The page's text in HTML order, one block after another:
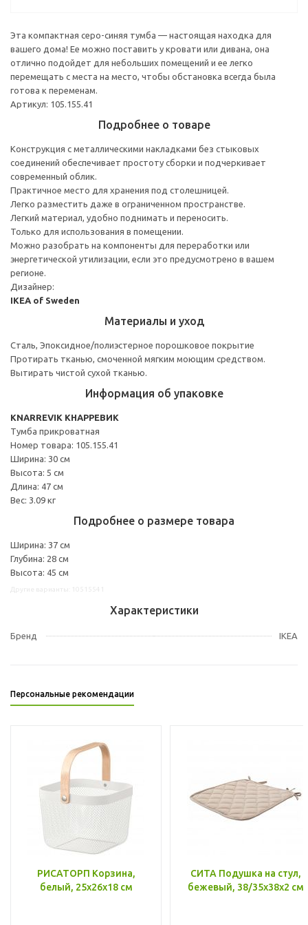
Эта компактная серо-синяя тумба — настоящая находка для
вашего дома! Ее можно поставить у кровати или дивана, она
отлично подойдет для небольших помещений и ее легко
перемещать с места на место, чтобы обстановка всегда была
готова к переменам.
Артикул: 105.155.41
Подробнее о товаре
Конструкция с металлическими накладками без стыковых
соединений обеспечивает простоту сборки и подчеркивает
современный облик.
Практичное место для хранения под столешницей.
Легко разместить даже в ограниченном пространстве.
Легкий материал, удобно поднимать и переносить.
Только для использования в помещении.
Можно разобрать на компоненты для переработки или
энергетической утилизации, если это предусмотрено в вашем
регионе.
Дизайнер:
IKEA of Sweden
Материалы и уход
Сталь, Эпоксидное/полиэстерное порошковое покрытие
Протирать тканью, смоченной мягким моющим средством.
Вытирать чистой сухой тканью.
Информация об упаковке
KNARREVIK КНАРРЕВИК
Тумба прикроватная
Номер товара: 105.155.41
Ширина: 30 см
Высота: 5 см
Длина: 47 см
Вес: 3.09 кг
Подробнее о размере товара
Ширина: 37 см
Глубина: 28 см
Высота: 45 см
Характеристики
Бренд IKEA
Персональные рекомендации
РИСАТОРП Корзина,
белый, 25x26x18 см
СИТА Подушка на стул,
бежевый, 38/35x38x2 см